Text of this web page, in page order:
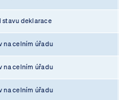
stavu deklarace
na celním úřadu
na celním úřadu
na celním úřadu